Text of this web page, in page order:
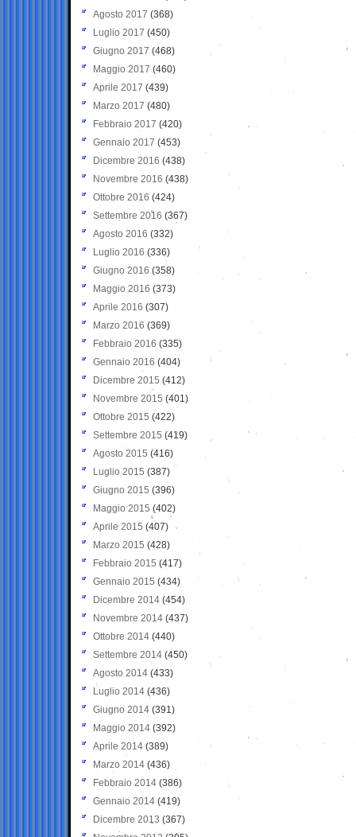
Agosto 2017 (368)
Luglio 2017 (450)
Giugno 2017 (468)
Maggio 2017 (460)
Aprile 2017 (439)
Marzo 2017 (480)
Febbraio 2017 (420)
Gennaio 2017 (453)
Dicembre 2016 (438)
Novembre 2016 (438)
Ottobre 2016 (424)
Settembre 2016 (367)
Agosto 2016 (332)
Luglio 2016 (336)
Giugno 2016 (358)
Maggio 2016 (373)
Aprile 2016 (307)
Marzo 2016 (369)
Febbraio 2016 (335)
Gennaio 2016 (404)
Dicembre 2015 (412)
Novembre 2015 (401)
Ottobre 2015 (422)
Settembre 2015 (419)
Agosto 2015 (416)
Luglio 2015 (387)
Giugno 2015 (396)
Maggio 2015 (402)
Aprile 2015 (407)
Marzo 2015 (428)
Febbraio 2015 (417)
Gennaio 2015 (434)
Dicembre 2014 (454)
Novembre 2014 (437)
Ottobre 2014 (440)
Settembre 2014 (450)
Agosto 2014 (433)
Luglio 2014 (436)
Giugno 2014 (391)
Maggio 2014 (392)
Aprile 2014 (389)
Marzo 2014 (436)
Febbraio 2014 (386)
Gennaio 2014 (419)
Dicembre 2013 (367)